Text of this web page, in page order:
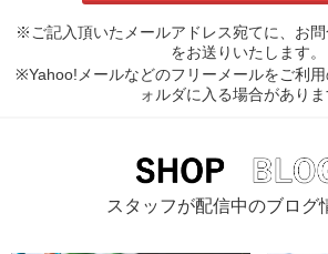
※ご記入頂いたメールアドレス宛てに、お
をお送りいたします。
※Yahoo!メールなどのフリーメールをご利
ォルダに入る場合がありま
スタッフが配信中のブログ